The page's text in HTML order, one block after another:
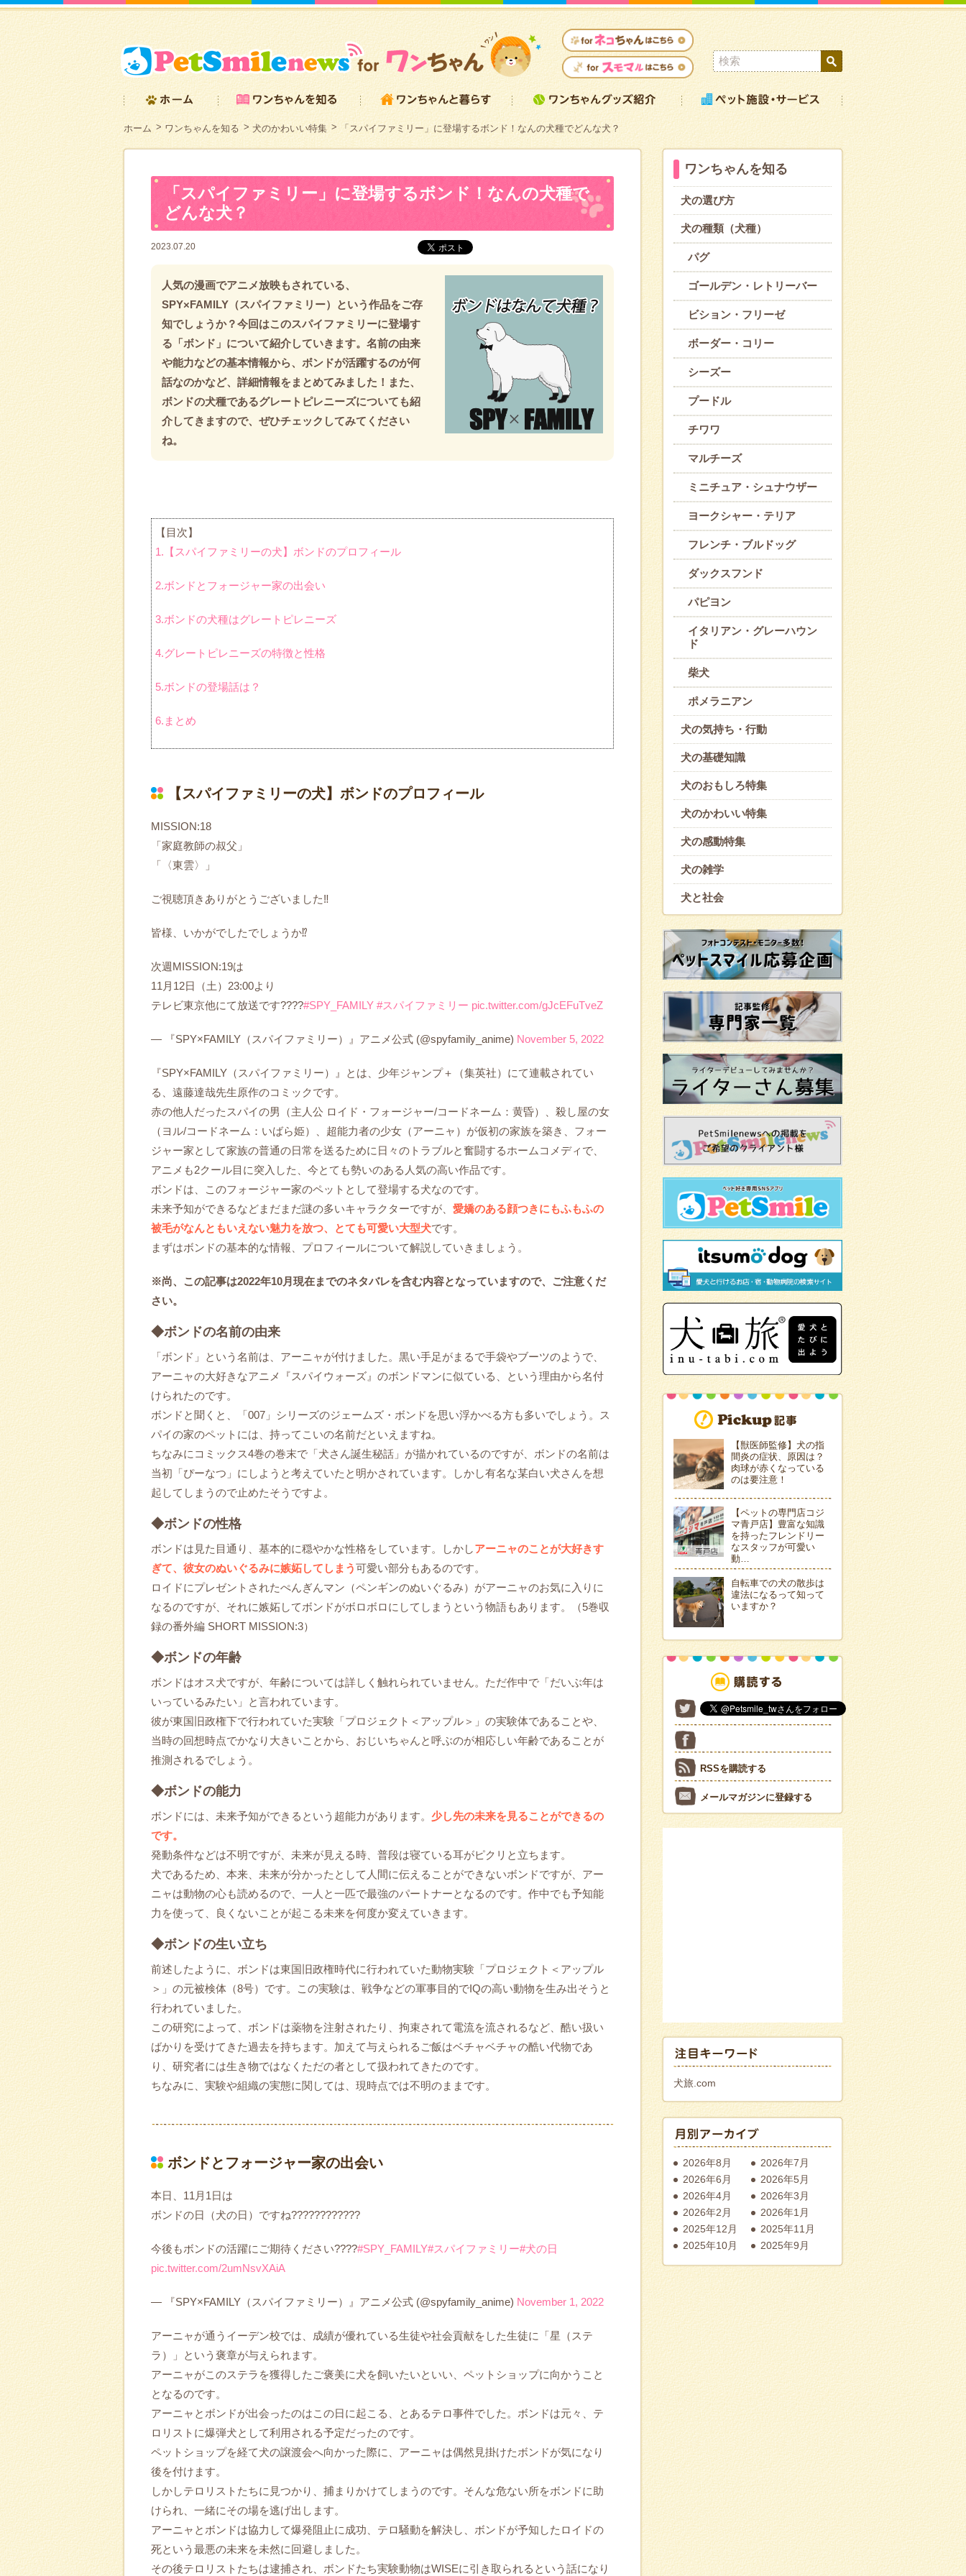
ホーム ワンちゃんを知る 犬のかわいい特集 「スパイファミリー」に登場するボンド！なんの犬種でどんな犬？
「スパイファミリー」に登場するボンド！なんの犬種で
どんな犬？
2023.07.20
人気の漫画でアニメ放映もされている、
SPY×FAMILY（スパイファミリー）という作品をご存
知でしょうか？今回はこのスパイファミリーに登場す
る「ボンド」について紹介していきます。名前の由来
や能力などの基本情報から、ボンドが活躍するのが何
話なのかなど、詳細情報をまとめてみました！また、
ボンドの犬種であるグレートピレニーズについても紹
介してきますので、ぜひチェックしてみてください
ね。
【目次】
1.【スパイファミリーの犬】ボンドのプロフィール
2.ボンドとフォージャー家の出会い
3.ボンドの犬種はグレートピレニーズ
4.グレートピレニーズの特徴と性格
5.ボンドの登場話は？
6.まとめ
【スパイファミリーの犬】ボンドのプロフィール
MISSION:18
「家庭教師の叔父」
「〈東雲〉」
ご視聴頂きありがとうございました‼️
皆様、いかがでしたでしょうか⁉️
次週MISSION:19は
11月12日（土）23:00より
テレビ東京他にて放送です????#SPY_FAMILY #スパイファミリー pic.twitter.com/gJcEFuTveZ
— 『SPY×FAMILY（スパイファミリー）』アニメ公式 (@spyfamily_anime) November 5, 2022
『SPY×FAMILY（スパイファミリー）』とは、少年ジャンプ＋（集英社）にて連載されてい
る、遠藤達哉先生原作のコミックです。
赤の他人だったスパイの男（主人公 ロイド・フォージャー/コードネーム：黄昏）、殺し屋の女
（ヨル/コードネーム：いばら姫）、超能力者の少女（アーニャ）が仮初の家族を築き、フォー
ジャー家として家族の普通の日常を送るために日々のトラブルと奮闘するホームコメディで、
アニメも2クール目に突入した、今とても勢いのある人気の高い作品です。
ボンドは、このフォージャー家のペットとして登場する犬なのです。
未来予知ができるなどまだまだ謎の多いキャラクターですが、 愛嬌のある顔つきにもふもふの
被毛がなんともいえない魅力を放つ、とても可愛い大型犬です。
まずはボンドの基本的な情報、プロフィールについて解説していきましょう。
※尚、この記事は2022年10月現在までのネタバレを含む内容となっていますので、ご注意くだ
さい。
◆ボンドの名前の由来
「ボンド」という名前は、アーニャが付けました。黒い手足がまるで手袋やブーツのようで、
アーニャの大好きなアニメ『スパイウォーズ』のボンドマンに似ている、という理由から名付
けられたのです。
ボンドと聞くと、「007」シリーズのジェームズ・ボンドを思い浮かべる方も多いでしょう。ス
パイの家のペットには、持ってこいの名前だといえますね。
ちなみにコミックス4巻の巻末で「犬さん誕生秘話」が描かれているのですが、ボンドの名前は
当初「ぴーなつ」にしようと考えていたと明かされています。しかし有名な某白い犬さんを想
起してしまうので止めたそうですよ。
◆ボンドの性格
ボンドは見た目通り、基本的に穏やかな性格をしています。しかしアーニャのことが大好きす
ぎて、彼女のぬいぐるみに嫉妬してしまう可愛い部分もあるのです。
ロイドにプレゼントされたぺんぎんマン（ペンギンのぬいぐるみ）がアーニャのお気に入りに
なるのですが、それに嫉妬してボンドがボロボロにしてしまうという物語もあります。（5巻収
録の番外編 SHORT MISSION:3）
◆ボンドの年齢
ボンドはオス犬ですが、年齢については詳しく触れられていません。ただ作中で「だいぶ年は
いっているみたい」と言われています。
彼が東国旧政権下で行われていた実験「プロジェクト＜アップル＞」の実験体であることや、
当時の回想時点でかなり大きいことから、おじいちゃんと呼ぶのが相応しい年齢であることが
推測されるでしょう。
◆ボンドの能力
ボンドには、未来予知ができるという超能力があります。 少し先の未来を見ることができるの
です。
発動条件などは不明ですが、未来が見える時、普段は寝ている耳がピクリと立ちます。
犬であるため、本来、未来が分かったとして人間に伝えることができないボンドですが、アー
ニャは動物の心も読めるので、一人と一匹で最強のパートナーとなるのです。作中でも予知能
力を使って、良くないことが起こる未来を何度か変えていきます。
◆ボンドの生い立ち
前述したように、ボンドは東国旧政権時代に行われていた動物実験「プロジェクト＜アップル
＞」の元被検体（8号）です。この実験は、戦争などの軍事目的でIQの高い動物を生み出そうと
行われていました。
この研究によって、ボンドは薬物を注射されたり、拘束されて電流を流されるなど、酷い扱い
ばかりを受けてきた過去を持ちます。加えて与えられるご飯はベチャベチャの酷い代物であ
り、研究者には生き物ではなくただの者として扱われてきたのです。
ちなみに、実験や組織の実態に関しては、現時点では不明のままです。
ボンドとフォージャー家の出会い
本日、11月1日は
ボンドの日（犬の日）ですね????????????
今後もボンドの活躍にご期待ください????#SPY_FAMILY#スパイファミリー#犬の日
pic.twitter.com/2umNsvXAiA
— 『SPY×FAMILY（スパイファミリー）』アニメ公式 (@spyfamily_anime) November 1, 2022
アーニャが通うイーデン校では、成績が優れている生徒や社会貢献をした生徒に「星（ステ
ラ）」という褒章が与えられます。
アーニャがこのステラを獲得したご褒美に犬を飼いたいといい、ペットショップに向かうこと
となるのです。
アーニャとボンドが出会ったのはこの日に起こる、とあるテロ事件でした。ボンドは元々、テ
ロリストに爆弾犬として利用される予定だったのです。
ペットショップを経て犬の譲渡会へ向かった際に、アーニャは偶然見掛けたボンドが気になり
後を付けます。
しかしテロリストたちに見つかり、捕まりかけてしまうのです。そんな危ない所をボンドに助
けられ、一緒にその場を逃げ出します。
アーニャとボンドは協力して爆発阻止に成功、テロ騒動を解決し、ボンドが予知したロイドの
死という最悪の未来を未然に回避しました。
その後テロリストたちは逮捕され、ボンドたち実験動物はWISEに引き取られるという話になり
ワンちゃんを知る
犬の選び方
犬の種類（犬種）
パグ
ゴールデン・レトリーバー
ビション・フリーゼ
ボーダー・コリー
シーズー
プードル
チワワ
マルチーズ
ミニチュア・シュナウザー
ヨークシャー・テリア
フレンチ・ブルドッグ
ダックスフンド
パピヨン
イタリアン・グレーハウン
ド
柴犬
ポメラニアン
犬の気持ち・行動
犬の基礎知識
犬のおもしろ特集
犬のかわいい特集
犬の感動特集
犬の雑学
犬と社会
【獣医師監修】犬の指
間炎の症状、原因は？
肉球が赤くなっている
のは要注意！
【ペットの専門店コジ
マ青戸店】豊富な知識
を持ったフレンドリー
なスタッフが可愛い
動…
自転車での犬の散歩は
違法になるって知って
いますか？
RSSを購読する
メールマガジンに登録する
犬旅.com
2026年8月
2026年7月
2026年6月
2026年5月
2026年4月
2026年3月
2026年2月
2026年1月
2025年12月
2025年11月
2025年10月
2025年9月